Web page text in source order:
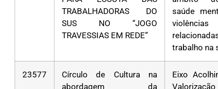
TRABALHADORAS DO
SUS NO “JOGO
TRAVESSIAS EM REDE”
saúde
violências
trabalho na
23577
Círculo de Cultura na
abordagem da
Eixo